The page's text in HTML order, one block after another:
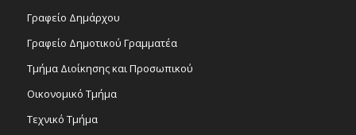
Γραφείο Δημάρχου
Γραφείο Δημοτικού Γραμματέα
Τμήμα Διοίκησης και Προσωπικού
Οικονομικό Τμήμα
Τεχνικό Τμήμα